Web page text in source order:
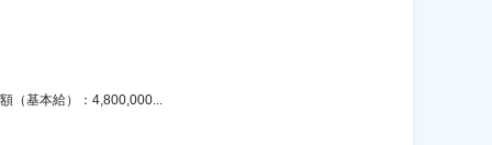
（基本給）：4,800,000...